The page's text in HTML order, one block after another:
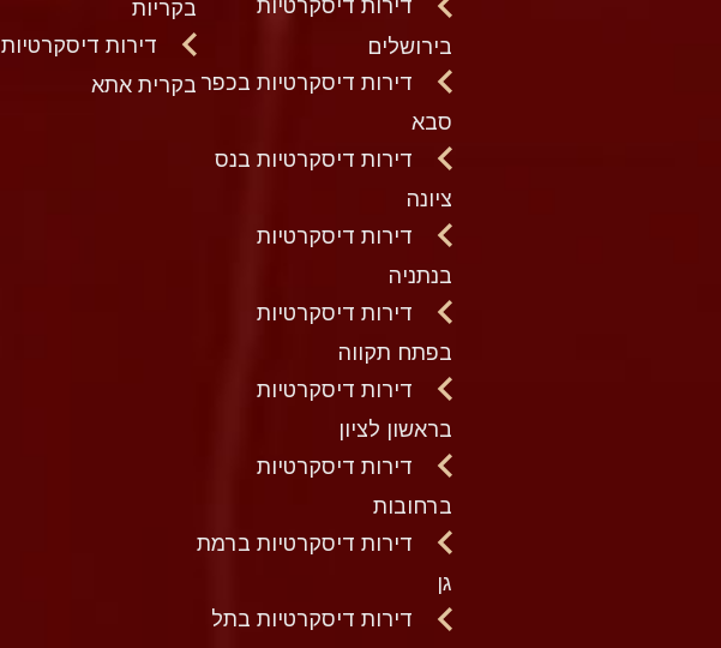
דירות דיסקרטיות
בירושלים
דירות דיסקרטיות בכפר
סבא
דירות דיסקרטיות בנס
ציונה
דירות דיסקרטיות
בנתניה
דירות דיסקרטיות
בפתח תקווה
דירות דיסקרטיות
בראשון לציון
דירות דיסקרטיות
ברחובות
דירות דיסקרטיות ברמת
גן
דירות דיסקרטיות בתל
בקריות
דירות דיסקרטיות
בקרית אתא